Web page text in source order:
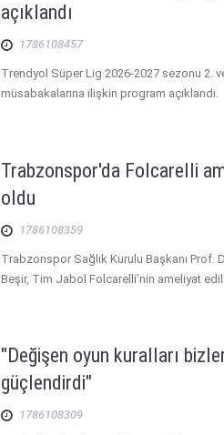
açıklandı
1786108457
Trendyol Süper Lig 2026-2027 sezonu 2.
müsabakalarına ilişkin program açıklandı.
Trabzonspor'da Folcarelli
oldu
1786108359
Trabzonspor Sağlık Kurulu Başkanı Prof.
Beşir, Tim Jabol Folcarelli’nin ameliyat edil
"Değişen oyun kuralları
güçlendirdi"
1786108309